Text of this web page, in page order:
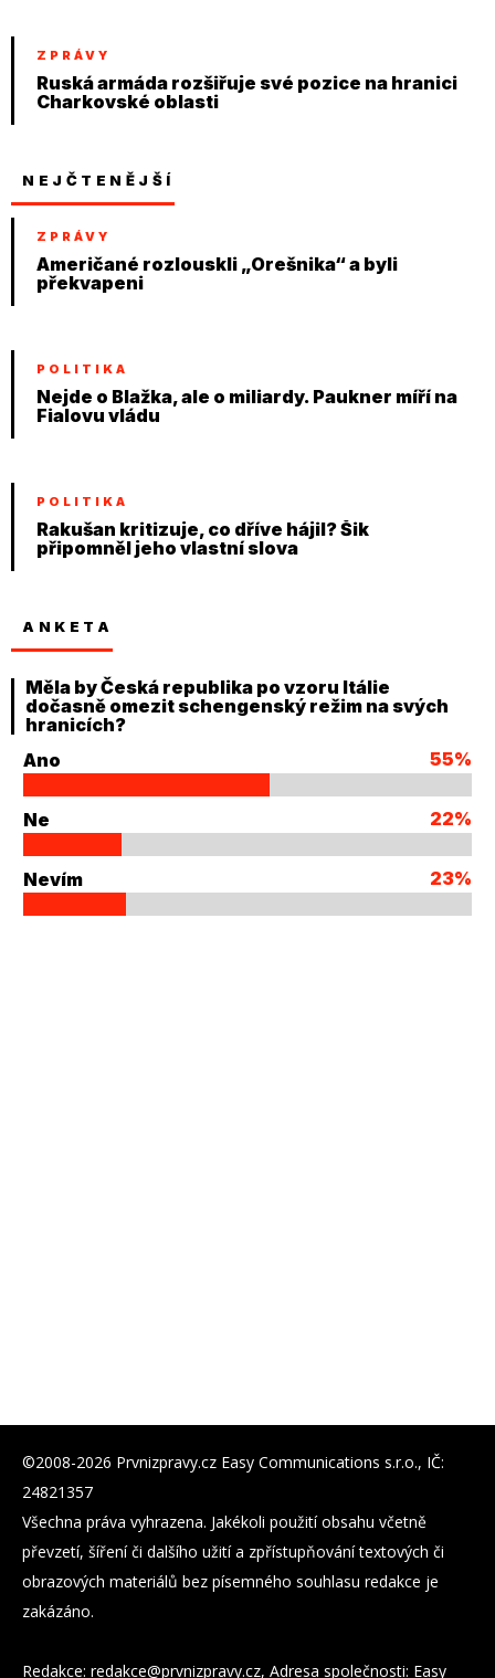
ZPRÁVY
Ruská armáda rozšiřuje své pozice na hranici
Charkovské oblasti
NEJČTENĚJŠÍ
ZPRÁVY
Američané rozlouskli „Orešnika“ a byli
překvapeni
POLITIKA
Nejde o Blažka, ale o miliardy. Paukner míří na
Fialovu vládu
POLITIKA
Rakušan kritizuje, co dříve hájil? Šik
připomněl jeho vlastní slova
ANKETA
Měla by Česká republika po vzoru Itálie
dočasně omezit schengenský režim na svých
hranicích?
Ano
55%
Ne 22%
Nevím 23%
©2008-2026 Prvnizpravy.cz Easy Communications s.r.o., IČ:
24821357
Všechna práva vyhrazena. Jakékoli použití obsahu včetně
převzetí, šíření či dalšího užití a zpřístupňování textových či
obrazových materiálů bez písemného souhlasu redakce je
zakázáno.
Redakce: zc.yvarpzinvrp@eckader, Adresa společnosti: Easy